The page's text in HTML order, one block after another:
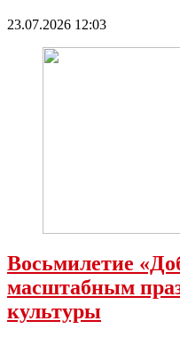
23.07.2026 12:03
Восьмилетие
масштабным
культуры